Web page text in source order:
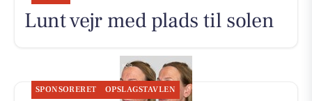
Lunt vejr med plads til solen
SPONSORERET OPSLAGSTAVLEN